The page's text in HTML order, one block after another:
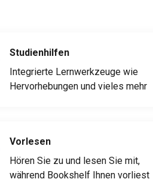
Studienhilfen
Integrierte Lernwerkzeuge wie
Hervorhebungen und vieles mehr
Vorlesen
Hören Sie zu und lesen Sie mit,
während Bookshelf Ihnen vorliest